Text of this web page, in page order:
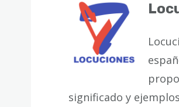
significado y